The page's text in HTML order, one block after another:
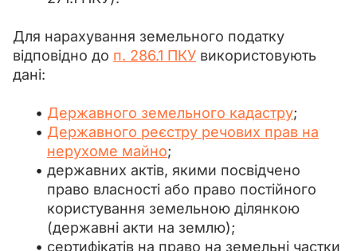
Для нарахування земельного податку
відповідно до п. 286.1 ПКУ використовують
дані:
Державного земельного кадастру;
Державного реєстру речових прав на
нерухоме майно;
державних актів, якими посвідчено
право власності або право постійного
користування земельною ділянкою
(державні акти на землю);
сертифікатів на право на земельні частки